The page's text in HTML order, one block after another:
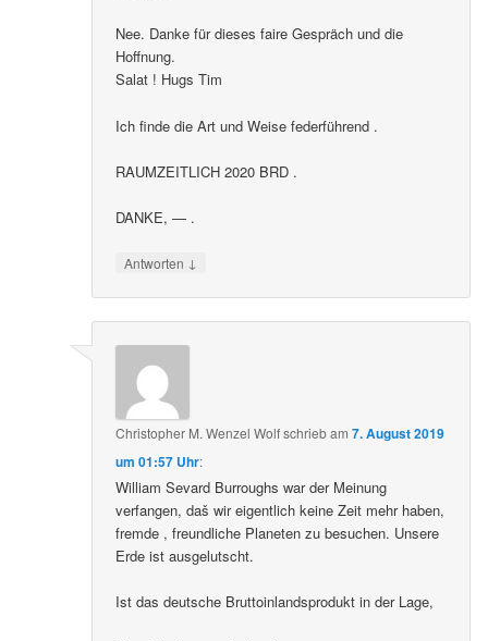
Nee. Danke für dieses faire Gespräch und die
Hoffnung.
Salat ! Hugs Tim
Ich finde die Art und Weise federführend .
RAUMZEITLICH 2020 BRD .
DANKE, — .
Antworten ↓
Christopher M. Wenzel Wolfschriebam7. August 2019
um 01:57 Uhr:
William Sevard Burroughs war der Meinung
verfangen, daš wir eigentlich keine Zeit mehr haben,
fremde , freundliche Planeten zu besuchen. Unsere
Erde ist ausgelutscht.
Ist das deutsche Bruttoinlandsprodukt in der Lage,